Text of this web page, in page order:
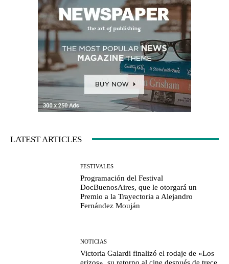
LATEST ARTICLES
FESTIVALES
Programación del Festival
DocBuenosAires, que le otorgará un
Premio a la Trayectoria a Alejandro
Fernández Mouján
NOTICIAS
Victoria Galardi finalizó el rodaje de «Los